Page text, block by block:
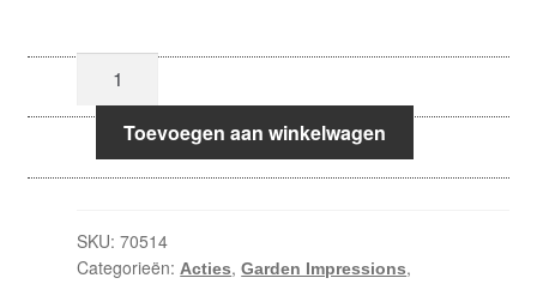
was:
€ 49,95.
is:
€ 29,95.
Kussentas
200x75xH60
aantalToevoegen aan winkelwagen
SKU:70514
Categorieën: Acties,Garden Impressions,